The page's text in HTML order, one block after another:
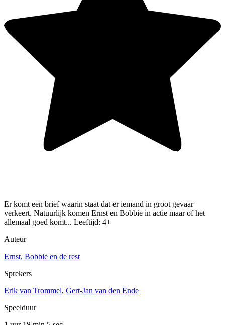
Er komt een brief waarin staat dat er iemand in groot gevaar
verkeert. Natuurlijk komen Ernst en Bobbie in actie maar of het
allemaal goed komt... Leeftijd: 4+
Auteur
Ernst, Bobbie en de rest
Sprekers
Erik van Trommel, Gert-Jan van den Ende
Speelduur